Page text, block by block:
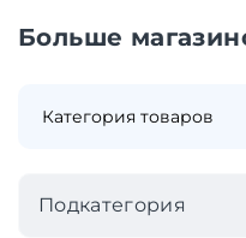
Больше
Подкатегория